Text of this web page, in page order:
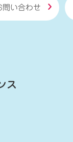
問い合わせ
ス